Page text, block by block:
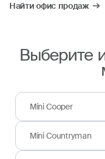
Найти офис продаж
Выберите
Mini Cooper
Mini Countryman